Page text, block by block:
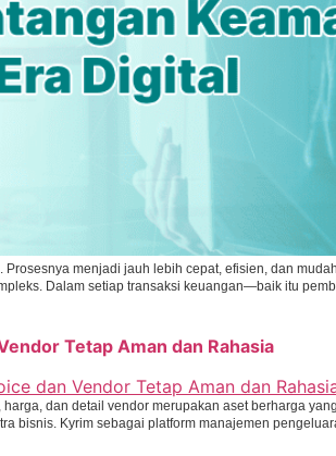
menjadi jauh lebih cepat, efisien, dan
Dalam setiap transaksi keuangan—baik itu
Tetap Aman dan Rahasia
dan detail vendor merupakan aset berharga
bisnis. ​​Kyrim sebagai platform manajemen